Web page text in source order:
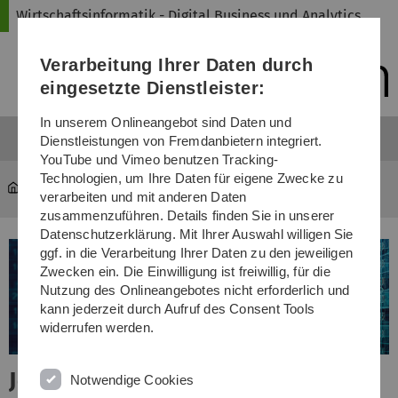
Direkt
Direkt
Direkt
(Sprache,
Drucken,
Media)
Direkt
Direkt
Wirtschaftsinformatik - Digital Business und Analytics
Jetzt bewerben für den neuen
Verarbeitung Ihrer Daten durch
eingesetzte Dienstleister:
In unserem Onlineangebot sind Daten und
Dienstleistungen von Fremdanbietern integriert.
YouTube und Vimeo benutzen Tracking-
Technologien, um Ihre Daten für eigene Zwecke zu
verarbeiten und mit anderen Daten
zusammenzuführen. Details finden Sie in unserer
Datenschutzerklärung. Mit Ihrer Auswahl willigen Sie
ggf. in die Verarbeitung Ihrer Daten zu den jeweiligen
Zwecken ein. Die Einwilligung ist freiwillig, für die
Nutzung des Onlineangebotes nicht erforderlich und
kann jederzeit durch Aufruf des Consent Tools
widerrufen werden.
Notwendige Cookies